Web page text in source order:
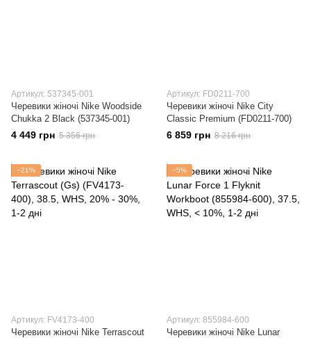
Артикул: 537345-001
Черевики жіночі Nike Woodside
Chukka 2 Black (537345-001)
4 449 грн 5 356 грн
Артикул: FD0211-700
Черевики жіночі Nike City
Classic Premium (FD0211-700)
6 859 грн 8 216 грн
−21%
Артикул: FV4173-400
Черевики жіночі Nike Terrascout
−5%
Артикул: 855984-600
Черевики жіночі Nike Lunar